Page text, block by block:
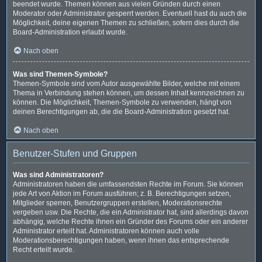
beendet wurde. Themen können aus vielen Gründen durch einen
Moderator oder Administrator gesperrt werden. Eventuell hast du auch die
Möglichkeit, deine eigenen Themen zu schließen, sofern dies durch die
Board-Administration erlaubt wurde.
Nach oben
Was sind Themen-Symbole?
Themen-Symbole sind vom Autor ausgewählte Bilder, welche mit einem
Thema in Verbindung stehen können, um dessen Inhalt kennzeichnen zu
können. Die Möglichkeit, Themen-Symbole zu verwenden, hängt von
deinen Berechtigungen ab, die die Board-Administration gesetzt hat.
Nach oben
Benutzer-Stufen und Gruppen
Was sind Administratoren?
Administratoren haben die umfassendsten Rechte im Forum. Sie können
jede Art von Aktion im Forum ausführen; z. B. Berechtigungen setzen,
Mitglieder sperren, Benutzergruppen erstellen, Moderationsrechte
vergeben usw. Die Rechte, die ein Administrator hat, sind allerdings davon
abhängig, welche Rechte ihnen ein Gründer des Forums oder ein anderer
Administrator erteilt hat. Administratoren können auch volle
Moderationsberechtigungen haben, wenn ihnen das entsprechende
Recht erteilt wurde.